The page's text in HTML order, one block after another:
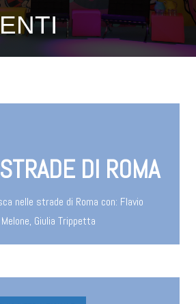
DI ROMA
nelle strade di Roma con: Flavio
Giulia Trippetta